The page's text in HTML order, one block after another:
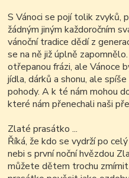
S Vánoci se pojí tolik zvyků,
žádným jiným každoročním
vánoční tradice dědí z
se na ně již úplně
otřepanou frázi, ale Vánoce
jídla, dárků a shonu, ale
pohody. A k té nám mohou
které nám přenechali naši
Zlaté prasátko ...
Říká, že kdo se vydrží po
nebi s první noční hvězdou
můžete dětem trochu